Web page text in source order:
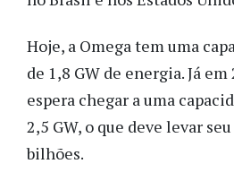
Hoje, a Omega tem uma
de 1,8 GW de energia. Já
espera chegar a uma
2,5 GW, o que deve levar
bilhões.